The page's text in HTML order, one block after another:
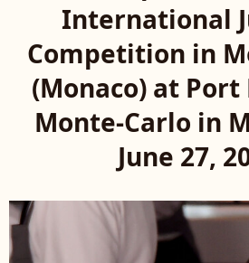
International
Competition in
(Monaco) at
Monte-Carlo in
June 27,